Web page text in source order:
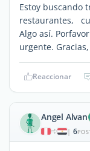
Estoy buscando
restaurantes,
Algo así.
urgente.
Reaccionar
Angel Alvan
| 6